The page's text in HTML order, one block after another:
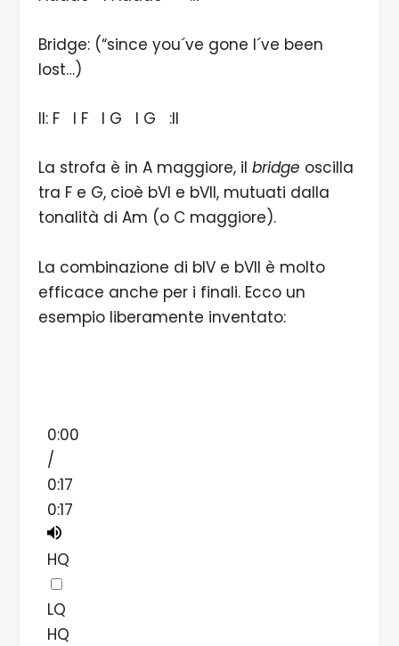
Bridge: (“since you´ve gone I´ve been
lost…)
II: F I F I G I G :II
La strofa è in A maggiore, il bridge oscilla
tra F e G, cioè bVI e bVII, mutuati dalla
tonalità di Am (o C maggiore).
La combinazione di bIV e bVII è molto
efficace anche per i finali. Ecco un
esempio liberamente inventato:
0:00
/
0:17
0:17
HQ
LQ
HQ